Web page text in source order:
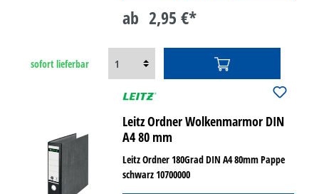
ab 2,95 €*
sofort lieferbar
Leitz Ordner Wolkenmarmor DIN
A4 80 mm
Leitz Ordner 180Grad DIN A4 80mm Pappe
schwarz 10700000